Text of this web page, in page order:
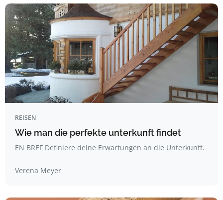
REISEN
Wie man die perfekte unterkunft findet
EN BREF Definiere deine Erwartungen an die Unterkunft.
Verena Meyer